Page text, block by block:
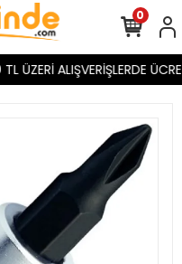
ÜZERİ ALIŞVERİŞLERDE
0